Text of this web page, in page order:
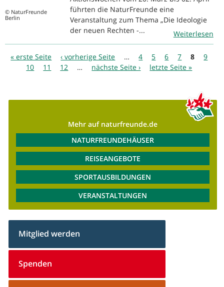
© NaturFreunde
Berlin
führten die NaturFreunde eine
Veranstaltung zum Thema „Die Ideologie
der neuen Rechten -...
Weiterlesen
Seiten
« erste Seite ‹ vorherige Seite … 4 5 6 7 8
9
10
11 12 … nächste Seite › letzte Seite »
Mehr auf naturfreunde.de
NATURFREUNDEHÄUSER
REISEANGEBOTE
SPORTAUSBILDUNGEN
VERANSTALTUNGEN
Mitglied werden
Spenden